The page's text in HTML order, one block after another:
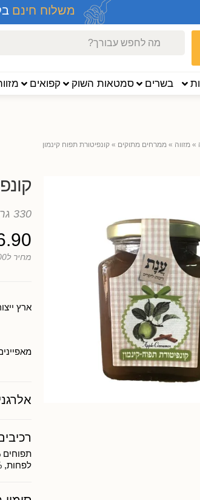
משלוח חינם
בשרים סמטאות השוק קפואים
»מזווה »ממרחים מתוקים »קונפיטורת תפוח קינמון
330 גרם
מחיר ל100 גרם
ארץ
לפחות, 16% סוכר